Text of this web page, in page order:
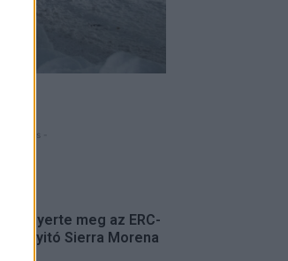
- Hirdetés -
nyerte meg az ERC-
Sierra Morena